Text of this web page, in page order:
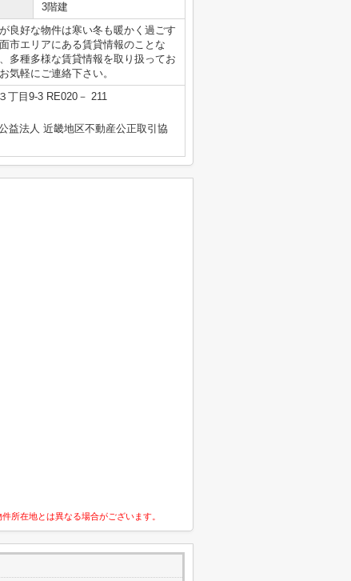
3階建
良好な物件は寒い冬も暖かく過ごす
市エリアにある賃貸情報のことな
多種多様な賃貸情報を取り扱ってお
気軽にご連絡下さい。
丁目9-3 RE020－ 211
益法人 近畿地区不動産公正取引協
所在地とは異なる場合がございます。